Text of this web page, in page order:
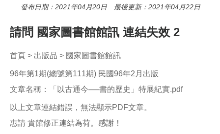
發布日期：2021年04月20日 最後更新：2021年04月22日
請問 國家圖書館館訊 連結失效 2
首頁 > 出版品 > 國家圖書館館訊
96年第1期(總號第111期) 民國96年2月出版
文章名稱：「以古通今──書的歷史」特展紀實.pdf
以上文章連結錯誤，無法顯示PDF文章。
惠請 貴館修正連結為荷。感謝！